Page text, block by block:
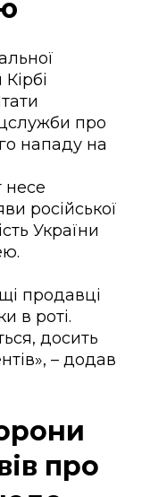
про
нападу на
несе
російської
України
продавці
в роті.
досить
– додав
про